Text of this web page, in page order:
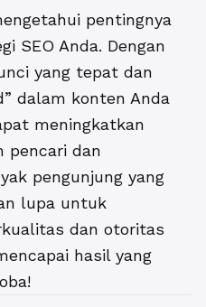
pentingnya
SEO Anda. Dengan
yang tepat dan
dalam konten Anda
meningkatkan
pencari dan
pengunjung yang
lupa untuk
dan otoritas
hasil yang